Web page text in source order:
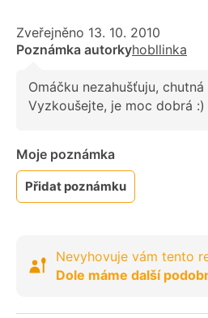
Zveřejněno 13. 10. 2010
Poznámka autorkyhobllinka
Omáčku nezahušťuju, chutná
Vyzkoušejte, je moc dobrá :)
Moje poznámka
Přidat poznámku
Nevyhovuje vám tento
Dole máme další